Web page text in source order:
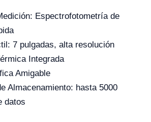
Espectrofotometría de
7 pulgadas, alta resolución
Integrada
Amigable
Almacenamiento: hasta 5000
datos